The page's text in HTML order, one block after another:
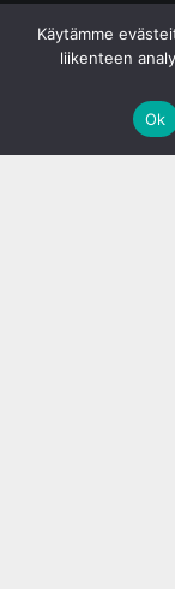
Käytämme
liikenteen
Ok